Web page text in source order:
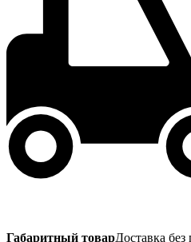
Габаритный товарДоставка